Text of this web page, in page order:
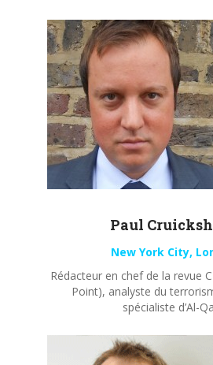
Paul
New York City,
Rédacteur en chef de la revue
Point), analyste du
spécialiste d’Al-